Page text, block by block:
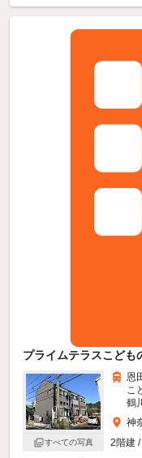
プライムテラスこども
すべての写真
恩
こ
鶴
神
2階建